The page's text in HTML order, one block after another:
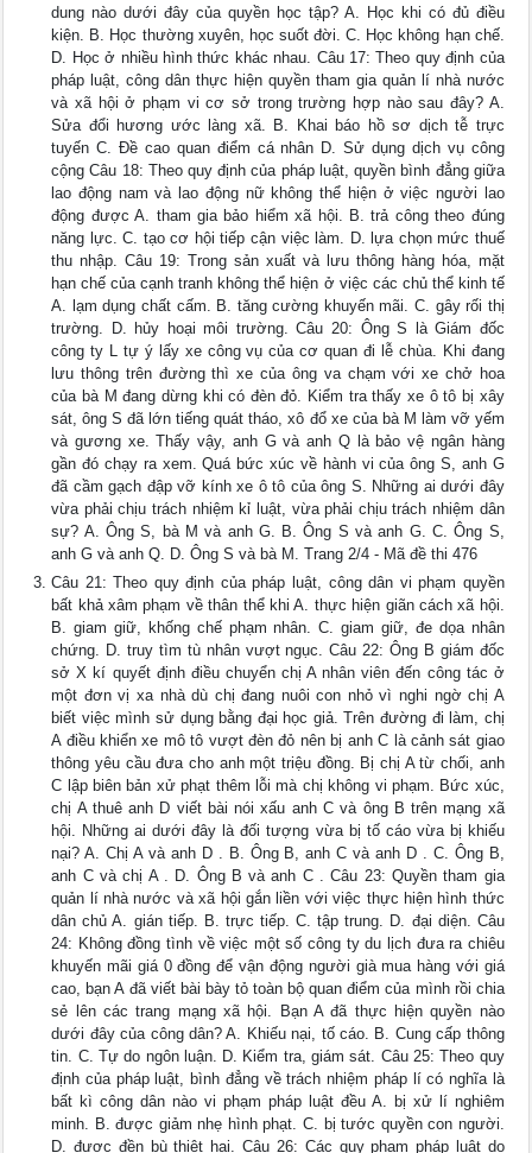
dung nào dưới đây của quyền học tập? A. Học khi có đủ điều
kiện. B. Học thường xuyên, học suốt đời. C. Học không hạn chế.
D. Học ở nhiều hình thức khác nhau. Câu 17: Theo quy định của
pháp luật, công dân thực hiện quyền tham gia quản lí nhà nước
và xã hội ở phạm vi cơ sở trong trường hợp nào sau đây? A.
Sửa đổi hương ước làng xã. B. Khai báo hồ sơ dịch tễ trực
tuyến C. Đề cao quan điểm cá nhân D. Sử dụng dịch vụ công
cộng Câu 18: Theo quy định của pháp luật, quyền bình đẳng giữa
lao động nam và lao động nữ không thể hiện ở việc người lao
động được A. tham gia bảo hiểm xã hội. B. trả công theo đúng
năng lực. C. tạo cơ hội tiếp cận việc làm. D. lựa chọn mức thuế
thu nhập. Câu 19: Trong sản xuất và lưu thông hàng hóa, mặt
hạn chế của cạnh tranh không thể hiện ở việc các chủ thể kinh tế
A. lạm dụng chất cấm. B. tăng cường khuyến mãi. C. gây rối thị
trường. D. hủy hoại môi trường. Câu 20: Ông S là Giám đốc
công ty L tự ý lấy xe công vụ của cơ quan đi lễ chùa. Khi đang
lưu thông trên đường thì xe của ông va chạm với xe chở hoa
của bà M đang dừng khi có đèn đỏ. Kiểm tra thấy xe ô tô bị xây
sát, ông S đã lớn tiếng quát tháo, xô đổ xe của bà M làm vỡ yếm
và gương xe. Thấy vậy, anh G và anh Q là bảo vệ ngân hàng
gần đó chạy ra xem. Quá bức xúc về hành vi của ông S, anh G
đã cầm gạch đập vỡ kính xe ô tô của ông S. Những ai dưới đây
vừa phải chịu trách nhiệm kỉ luật, vừa phải chịu trách nhiệm dân
sự? A. Ông S, bà M và anh G. B. Ông S và anh G. C. Ông S,
anh G và anh Q. D. Ông S và bà M. Trang 2/4 - Mã đề thi 476
Câu 21: Theo quy định của pháp luật, công dân vi phạm quyền
bất khả xâm phạm về thân thể khi A. thực hiện giãn cách xã hội.
B. giam giữ, khống chế phạm nhân. C. giam giữ, đe dọa nhân
chứng. D. truy tìm tù nhân vượt ngục. Câu 22: Ông B giám đốc
sở X kí quyết định điều chuyển chị A nhân viên đến công tác ở
một đơn vị xa nhà dù chị đang nuôi con nhỏ vì nghi ngờ chị A
biết việc mình sử dụng bằng đại học giả. Trên đường đi làm, chị
A điều khiển xe mô tô vượt đèn đỏ nên bị anh C là cảnh sát giao
thông yêu cầu đưa cho anh một triệu đồng. Bị chị A từ chối, anh
C lập biên bản xử phạt thêm lỗi mà chị không vi phạm. Bức xúc,
chị A thuê anh D viết bài nói xấu anh C và ông B trên mạng xã
hội. Những ai dưới đây là đối tượng vừa bị tố cáo vừa bị khiếu
nại? A. Chị A và anh D . B. Ông B, anh C và anh D . C. Ông B,
anh C và chị A . D. Ông B và anh C . Câu 23: Quyền tham gia
quản lí nhà nước và xã hội gắn liền với việc thực hiện hình thức
dân chủ A. gián tiếp. B. trực tiếp. C. tập trung. D. đại diện. Câu
24: Không đồng tình về việc một số công ty du lịch đưa ra chiêu
khuyến mãi giá 0 đồng để vận động người già mua hàng với giá
cao, bạn A đã viết bài bày tỏ toàn bộ quan điểm của mình rồi chia
sẻ lên các trang mạng xã hội. Bạn A đã thực hiện quyền nào
dưới đây của công dân? A. Khiếu nại, tố cáo. B. Cung cấp thông
tin. C. Tự do ngôn luận. D. Kiểm tra, giám sát. Câu 25: Theo quy
định của pháp luật, bình đẳng về trách nhiệm pháp lí có nghĩa là
bất kì công dân nào vi phạm pháp luật đều A. bị xử lí nghiêm
minh. B. được giảm nhẹ hình phạt. C. bị tước quyền con người.
D. được đền bù thiệt hại. Câu 26: Các quy phạm pháp luật do